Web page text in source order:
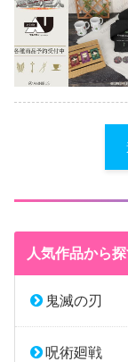
人気作品から
鬼滅の刃
呪術廻戦